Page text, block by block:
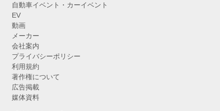
自動車イベント・カーイベント
EV
動画
メーカー
会社案内
プライバシーポリシー
利用規約
著作権について
広告掲載
媒体資料